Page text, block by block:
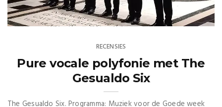
RECENSIES
Pure vocale polyfonie met The
Gesualdo Six
The Gesualdo Six. Programma: Muziek voor de Goede week